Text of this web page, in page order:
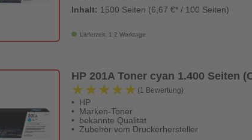
Inhalt: 1500 Seiten (6,67 €* / 100 Seiten)
Lieferzeit: 1-2 Werktage
HP 201A Toner cyan 1.400 Seiten
★★★★★
★★★★★ (1 Bewertung)
HP
Marken-Toner
bekannte Qualität
Zubehör vom Druckerhersteller